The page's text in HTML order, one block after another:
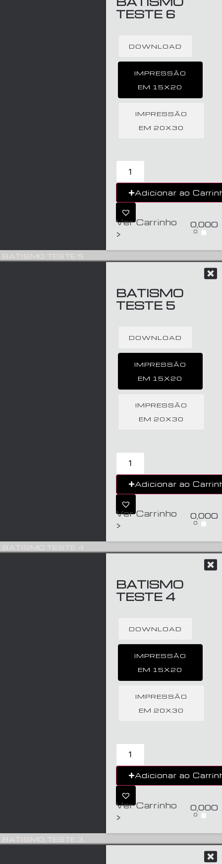
TESTE 6
DOWNLOAD
IMPRESSÃO
EM 15X20
IMPRESSÃO
EM 20X30
Adicionar ao
Ver Carrinho
>
0,00€
0
BATISMO TESTE 5
BATISMO
TESTE 5
DOWNLOAD
IMPRESSÃO
EM 15X20
IMPRESSÃO
EM 20X30
Adicionar ao
Ver Carrinho
>
0,00€
0
BATISMO TESTE 4
BATISMO
TESTE 4
DOWNLOAD
IMPRESSÃO
EM 15X20
IMPRESSÃO
EM 20X30
Adicionar ao
Ver Carrinho
>
0,00€
0
BATISMO TESTE 3